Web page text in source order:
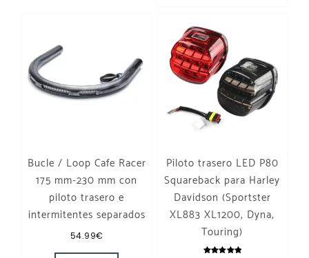
Bucle / Loop Cafe Racer
175 mm-230 mm con
piloto trasero e
intermitentes separados
54.99€
Este producto tiene múltiples variantes. Las
Piloto trasero LED P80
Squareback para Harley
Davidson (Sportster
XL883 XL1200, Dyna,
Touring)